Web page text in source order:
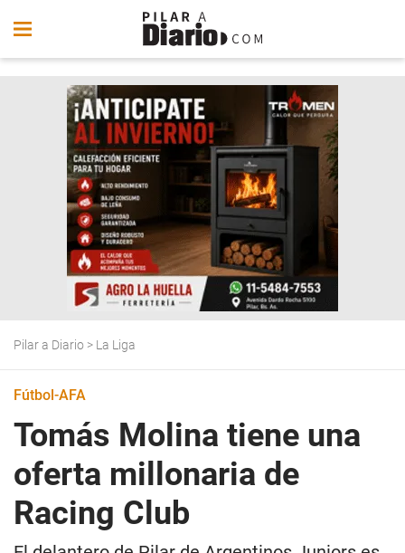
Pilar a Diario > La Liga
Fútbol-AFA
Tomás Molina tiene una
oferta millonaria de
Racing Club